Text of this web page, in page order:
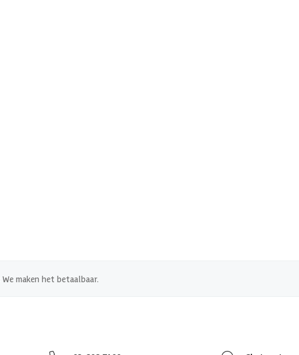
We maken het betaalbaar.